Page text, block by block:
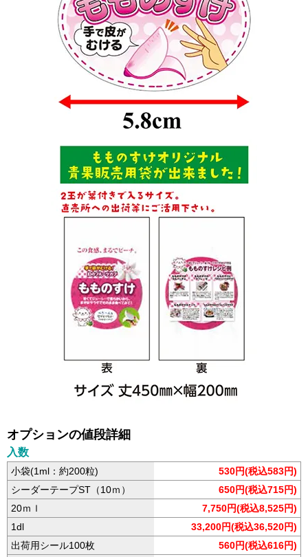
オプションの値段詳細
入数
小袋(1ml：約200粒)
530円(税込583円)
シーダーテープST（10ｍ）
650円(税込715円)
20ｍｌ
7,750円(税込8,525円)
1dl
33,200円(税込36,520円)
出荷用シール100枚
560円(税込616円)